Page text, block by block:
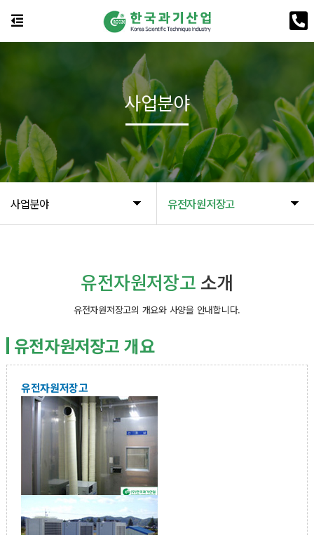
사업분야 유전자원저장고
사업분야
유전자원저장고소개
유전자원저장고의 개요와 사양을 안내합니다.
유전자원저장고 개요
유전자원저장고